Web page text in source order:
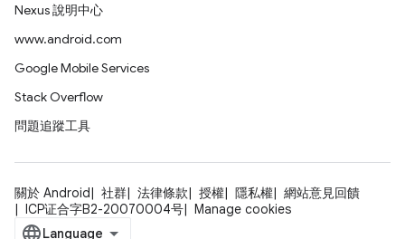
Nexus 說明中心
www.android.com
Google Mobile Services
Stack Overflow
問題追蹤工具
關於 Android 社群 法律條款 授權 隱私權
網站意見回饋
ICP证合字B2-20070004号
Manage cookies